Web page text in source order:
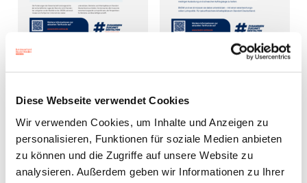
Diese Webseite verwendet Cookies
Wir verwenden Cookies, um Inhalte und Anzeigen zu
personalisieren, Funktionen für soziale Medien anbieten
zu können und die Zugriffe auf unsere Website zu
analysieren. Außerdem geben wir Informationen zu Ihrer
-
Start
Tarifrunde
2026
Herunterladen
Tarifplakat
Tarifpartnerschaft
braucht
Teamplayer
Herunterladen